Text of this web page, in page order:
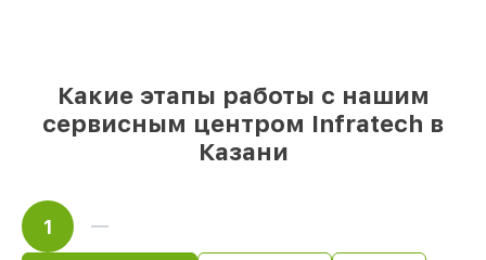
Какие этапы работы с нашим
сервисным центром Infratech в
Казани
1